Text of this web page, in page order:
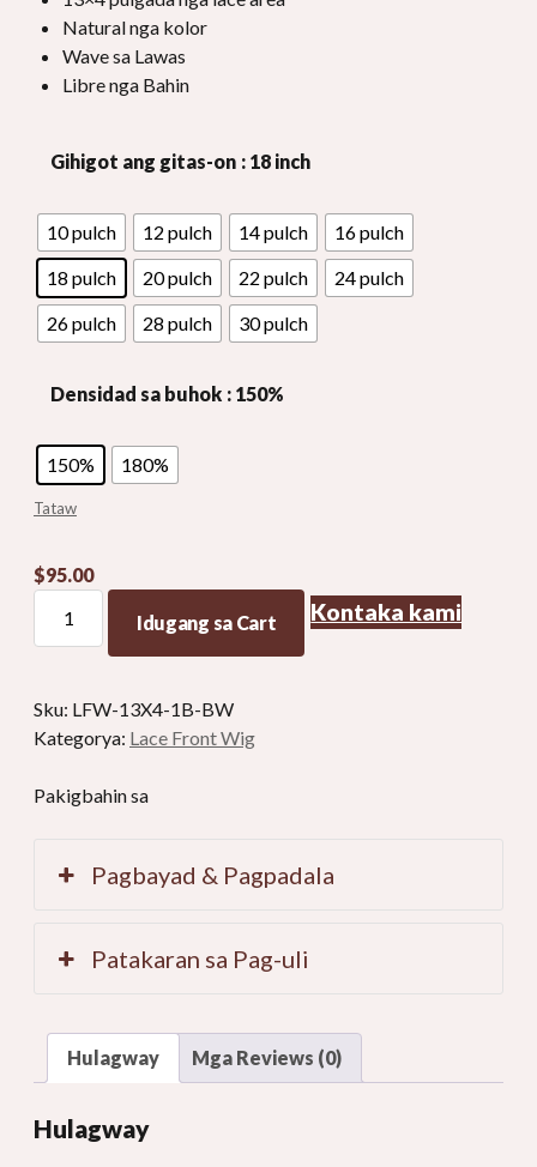
Natural nga kolor
Wave sa Lawas
Libre nga Bahin
Gihigot ang gitas-on : 18 inch
10 pulch 12 pulch 14 pulch
16 pulch
18 pulch
20 pulch 22 pulch
24 pulch
26 pulch
28 pulch 30 pulch
Densidad sa buhok : 150%
150% 180%
Tataw
$95.00
Wig
sa
sa
Idugang sa Cart Kontaka kami
Sku: LFW-13X4-1B-BW
Kategorya: Lace Front Wig
Pakigbahin sa
Pagbayad & Pagpadala
Patakaran sa Pag-uli
Hulagway Mga Reviews (0)
Hulagway